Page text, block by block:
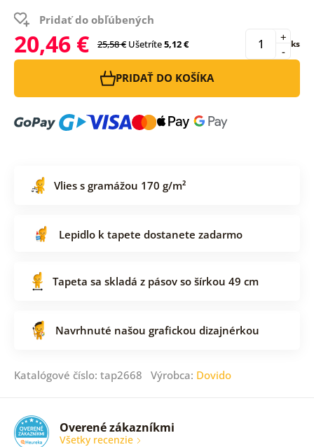
Pridať do obľúbených
20,46 € 25,58 € Ušetríte5,12 € -
+ ks
PRIDAŤ DO KOŠÍKA
Vlies s gramážou 170 g/m²
Lepidlo k tapete dostanete zadarmo
Tapeta sa skladá z pásov so šírkou 49 cm
Navrhnuté našou grafickou dizajnérkou
Katalógové číslo: tap2668 Výrobca: Dovido
Overené zákazníkmi
Všetky recenzie